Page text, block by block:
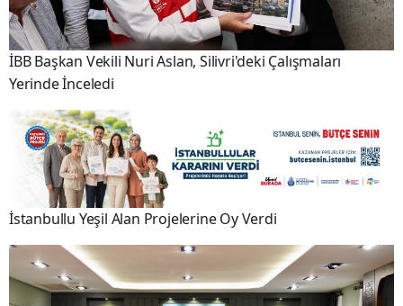
İBB Başkan Vekili Nuri Aslan, Silivri'deki Çalışmaları
Yerinde İnceledi
İstanbullu Yeşil Alan Projelerine Oy Verdi